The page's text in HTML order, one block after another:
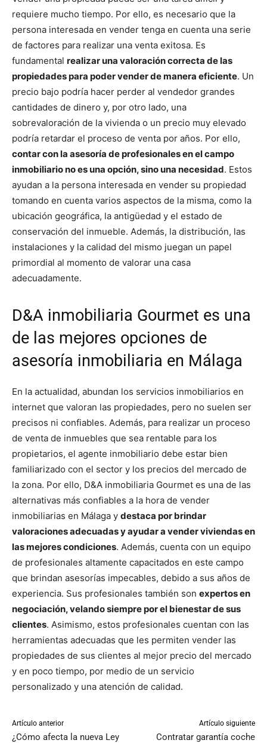
requiere mucho tiempo. Por ello, es necesario que la
persona interesada en vender tenga en cuenta una serie
de factores para realizar una venta exitosa. Es
fundamental realizar una valoración correcta de las
propiedades para poder vender de manera eficiente. Un
precio bajo podría hacer perder al vendedor grandes
cantidades de dinero y, por otro lado, una
sobrevaloración de la vivienda o un precio muy elevado
podría retardar el proceso de venta por años. Por ello,
contar con la asesoría de profesionales en el campo
inmobiliario no es una opción, sino una necesidad. Estos
ayudan a la persona interesada en vender su propiedad
tomando en cuenta varios aspectos de la misma, como la
ubicación geográfica, la antigüedad y el estado de
conservación del inmueble. Además, la distribución, las
instalaciones y la calidad del mismo juegan un papel
primordial al momento de valorar una casa
adecuadamente.
D&A inmobiliaria Gourmet es una
de las mejores opciones de
asesoría inmobiliaria en Málaga
En la actualidad, abundan los servicios inmobiliarios en
internet que valoran las propiedades, pero no suelen ser
precisos ni confiables. Además, para realizar un proceso
de venta de inmuebles que sea rentable para los
propietarios, el agente inmobiliario debe estar bien
familiarizado con el sector y los precios del mercado de
la zona. Por ello, D&A inmobiliaria Gourmet es una de las
alternativas más confiables a la hora de vender
inmobiliarias en Málaga y destaca por brindar
valoraciones adecuadas y ayudar a vender viviendas en
las mejores condiciones. Además, cuenta con un equipo
de profesionales altamente capacitados en este campo
que brindan asesorías impecables, debido a sus años de
experiencia. Sus profesionales también son expertos en
negociación, velando siempre por el bienestar de sus
clientes. Asimismo, estos profesionales cuentan con las
herramientas adecuadas que les permiten vender las
propiedades de sus clientes al mejor precio del mercado
y en poco tiempo, por medio de un servicio
personalizado y una atención de calidad.
Artículo anterior
¿Cómo afecta la nueva Ley
Artículo siguiente
Contratar garantía coche